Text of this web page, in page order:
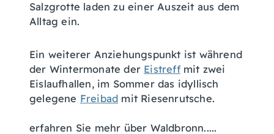
Salzgrotte laden zu einer Auszeit aus dem
Alltag ein.
Ein weiterer Anziehungspunkt ist während
der Wintermonate der Eistreffmit zwei
Eislaufhallen, im Sommer das idyllisch
gelegene Freibad mit Riesenrutsche.
erfahren Sie mehr über Waldbronn.....